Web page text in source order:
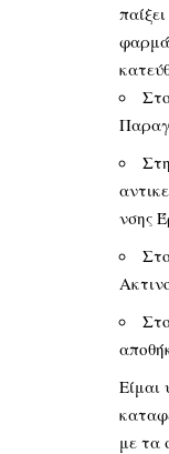
νσης
Είμαι
με τα